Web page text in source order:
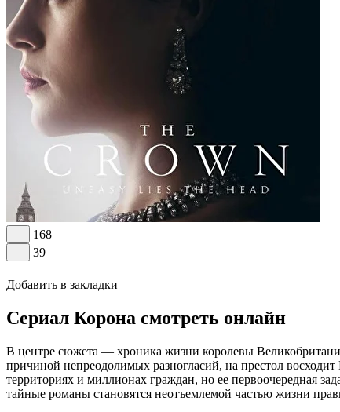
168
39
Добавить в закладки
Сериал Корона смотреть онлайн
В центре сюжета — хроника жизни королевы
причиной непреодолимых разногласий, на престол
территориях и миллионах граждан, но ее первоочередная
тайные романы становятся неотъемлемой частью жизни